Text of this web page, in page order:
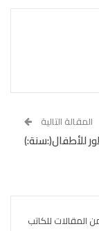
المقالة التالية
للأطفال(:سنة:)
المقالات للكاتب